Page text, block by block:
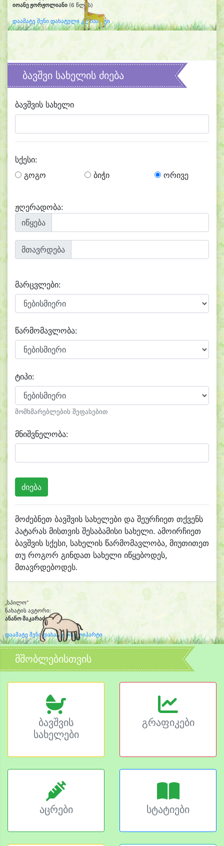
იოანე ჟორჟოლიანი (6 წლის)
დაამატე შენი დახატული კლიპარტი
ბავშვი სახელის ძიება
ბავშვის სახელი
სქესი:
გოგო
ბიჭი ორივე
ჟღერადობა:
იწყება
მთავრდება
მარცვლები:
წარმომავლობა:
ტიპი:
მომხმარებლების შეფასებით
მნიშვნელობა:
მოძებნეთ ბავშვის სახელები და შეურჩიეთ თქვენს
პატარას მისთვის შესაბამისი სახელი. ამოირჩიეთ
ბავშვის სქესი, სახელის წარმომავლობა, მიუთითეთ
თუ როგორ გინდათ სახელი იწყებოდეს,
მთავრდებოდეს.
„სპილო“
ნახატის ავტორი:
ანანო მაკარაძე(10 )
დაამატე შენი დახატული კლიპარტი
მშობლებისთვის
ბავშვის
სახელები
გრაფიკები
აცრები სტატიები